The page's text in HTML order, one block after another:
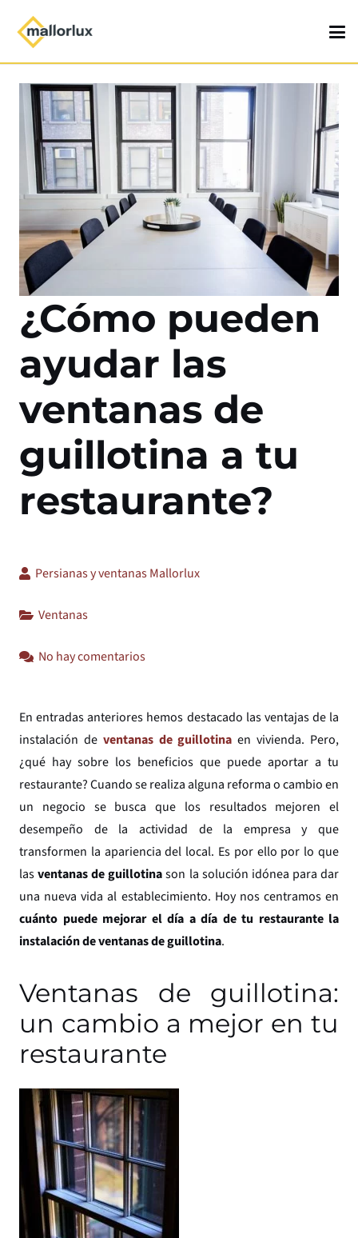
¿Cómo pueden
ayudar las
ventanas de
guillotina a tu
restaurante?
Persianas y ventanas Mallorlux
Ventanas
No hay comentarios
En entradas anteriores hemos destacado las ventajas de la
instalación de ventanas de guillotina en vivienda. Pero,
¿qué hay sobre los beneficios que puede aportar a tu
restaurante? Cuando se realiza alguna reforma o cambio en
un negocio se busca que los resultados mejoren el
desempeño de la actividad de la empresa y que
transformen la apariencia del local. Es por ello por lo que
lasventanas de guillotinason la solución idónea para dar
una nueva vida al establecimiento. Hoy nos centramos en
cuánto puede mejorar el día a día de tu restaurante la
instalación de ventanas de guillotina.
Ventanas de guillotina:
un cambio a mejor en tu
restaurante